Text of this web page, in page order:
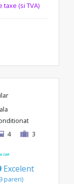
taxe (si TVA)
4 3
Excelent
pareri)